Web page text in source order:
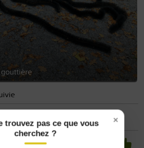
1/1)
bonne communication !
×
trouvez pas ce que vous
cherchez ?